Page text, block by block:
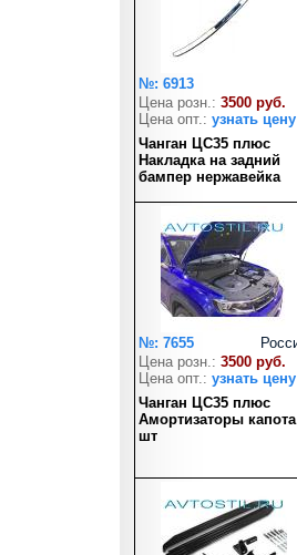
№: 6913
Цена розн.: 3500 руб.
Цена опт.: узнать цену
Чанган ЦС35 плюс
Накладка на задний
бампер нержавейка
№: 7655
Цена розн.: 3500 руб.
Цена опт.: узнать цену
Чанган ЦС35 плюс
Амортизаторы
шт